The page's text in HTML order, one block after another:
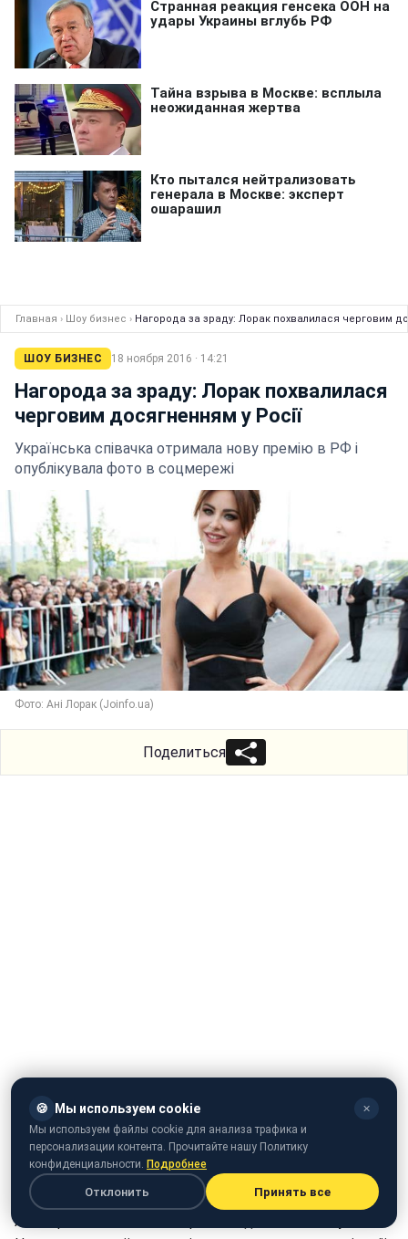
Главная › Шоу бизнес › Нагорода за зраду: Лорак похвалилася черговим
ШОУ БИЗНЕС 18 ноября 2016 · 14:21
Нагорода за зраду: Лорак похвалилася
черговим досягненням у Росії
Українська співачка отримала нову премію в РФ і
опублікувала фото в соцмережі
Фото: Ані Лорак (Joinfo.ua)
Поделиться
Ані Лорак похвалилася черговим досягненням у Росії.
🍪 Мы используем cookie ✕
Мы используем файлы cookie для анализа трафика и
персонализации контента. Прочитайте нашу Политику
конфиденциальности. Подробнее
Отклонить Принять все